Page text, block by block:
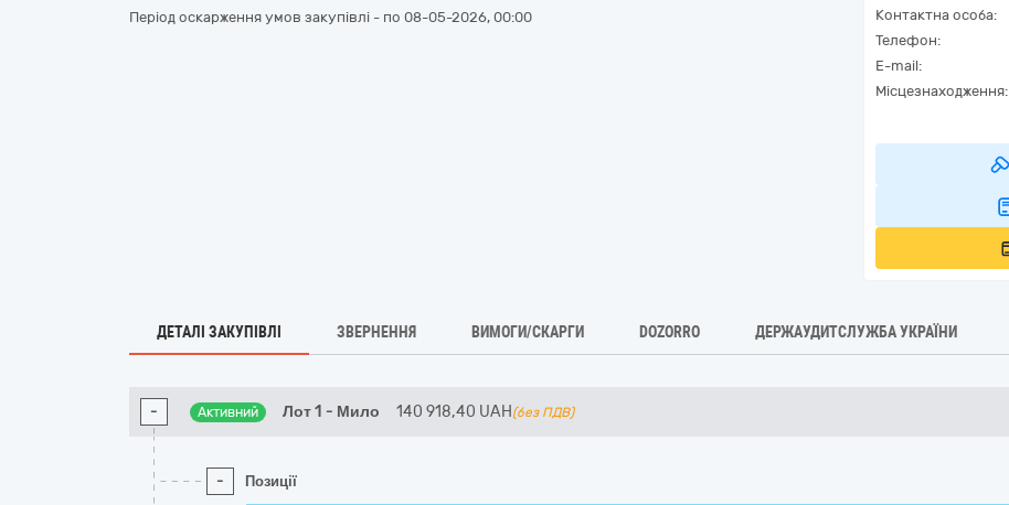
Період оскарження умов закупівлі - по 08-05-2026, 00:00
Контактна особа:
Телефон:
E-mail:
Місцезнаходження:
ДЕТАЛІ ЗАКУПІВЛІ ЗВЕРНЕННЯ ВИМОГИ/СКАРГИ DOZORRO ДЕРЖАУДИТСЛУЖБА УКРАЇНИ
- Активний Лот 1 - Мило 140 918,40 UAH (без ПДВ)
- Позиції